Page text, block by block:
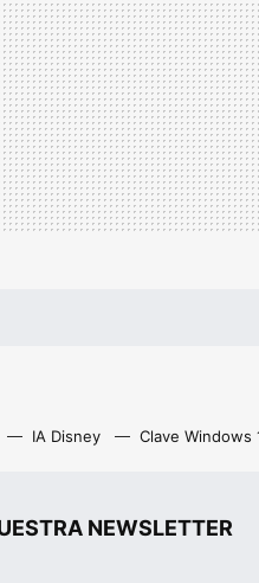
IA Disney Clave Windows
NEWSLETTER